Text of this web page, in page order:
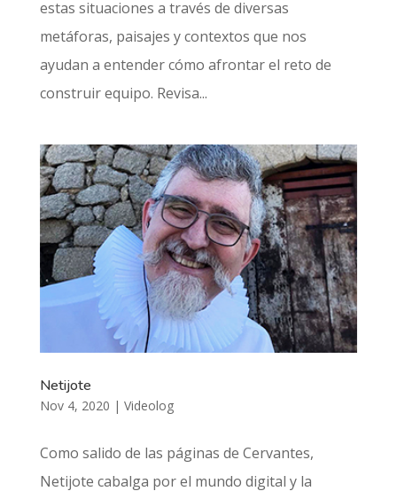
estas situaciones a través de diversas
metáforas, paisajes y contextos que nos
ayudan a entender cómo afrontar el reto de
construir equipo. Revisa...
Netijote
Nov 4, 2020 | Videolog
Como salido de las páginas de Cervantes,
Netijote cabalga por el mundo digital y la